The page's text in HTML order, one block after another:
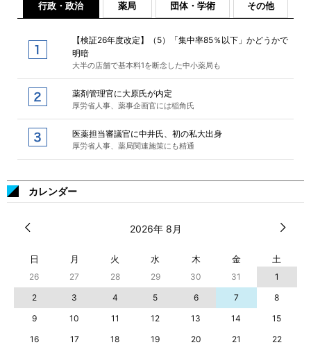
行政・政治 薬局 団体・学術 その他
【検証26年度改定】（5）「集中率85％以下」かどうかで
明暗
大半の店舗で基本料1を断念した中小薬局も
薬剤管理官に大原氏が内定
厚労省人事、薬事企画官には稲角氏
医薬担当審議官に中井氏、初の私大出身
厚労省人事、薬局関連施策にも精通
カレンダー
2026年 8月
日 月 火 水 木 金 土
26 27 28 29 30 31
1
2
3 4 5 6 7
8
9
10 11 12 13 14
15
16
17 18 19 20 21
22